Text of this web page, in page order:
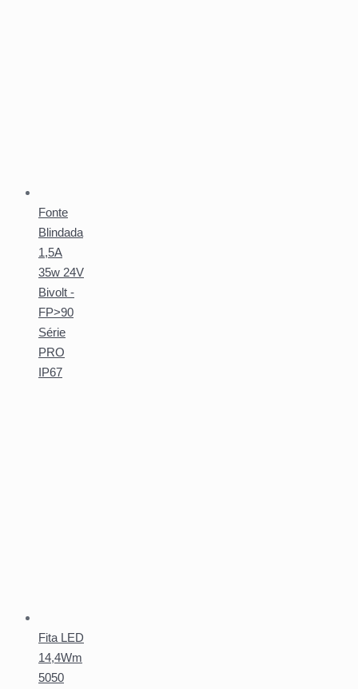
Fonte
Blindada
1,5A
35w 24V
Bivolt -
FP>90
Série
PRO
IP67
Fita LED
14,4Wm
5050